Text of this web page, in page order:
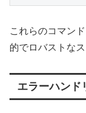
これらのコマン
的でロバストな
エラーハンド